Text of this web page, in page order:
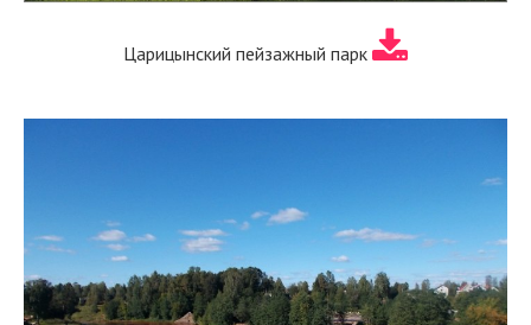
Царицынский пейзажный парк